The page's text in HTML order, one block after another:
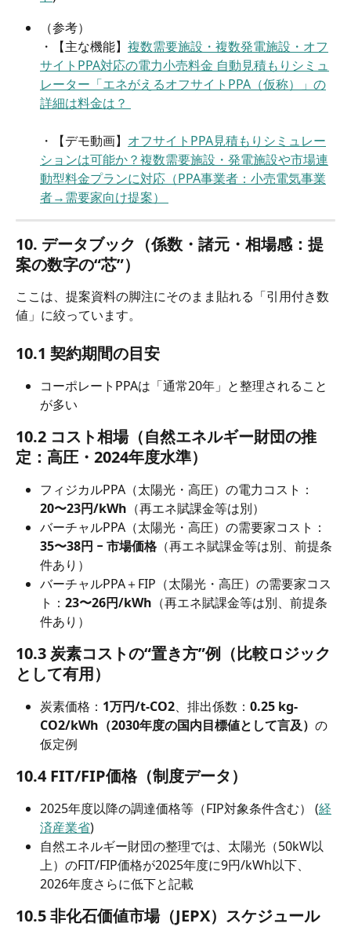
（参考）
・【主な機能】 複数需要施設・複数発電施設・オフ
サイトPPA対応の電力小売料金 自動見積もりシミュ
レーター「エネがえるオフサイトPPA（仮称）」の
詳細は料金は？
・【デモ動画】 オフサイトPPA見積もりシミュレー
ションは可能か？複数需要施設・発電施設や市場連
動型料金プランに対応（PPA事業者：小売電気事業
者→需要家向け提案）
10. データブック（係数・諸元・相場感：提
案の数字の“芯”）
ここは、提案資料の脚注にそのまま貼れる「引用付き数
値」に絞っています。
10.1 契約期間の目安
コーポレートPPAは「通常20年」と整理されること
が多い
10.2 コスト相場（自然エネルギー財団の推
定：高圧・2024年度水準）
フィジカルPPA（太陽光・高圧）の電力コスト：
20〜23円/kWh （再エネ賦課金等は別）
バーチャルPPA（太陽光・高圧）の需要家コスト：
35〜38円 − 市場価格（再エネ賦課金等は別、前提条
件あり）
バーチャルPPA＋FIP（太陽光・高圧）の需要家コス
ト： 23〜26円/kWh （再エネ賦課金等は別、前提条
件あり）
10.3 炭素コストの“置き方”例（比較ロジック
として有用）
炭素価格： 1万円/t-CO2、排出係数： 0.25 kg-
CO2/kWh（2030年度の国内目標値として言及） の
仮定例
10.4 FIT/FIP価格（制度データ）
2025年度以降の調達価格等（FIP対象条件含む） (経
済産業省)
自然エネルギー財団の整理では、太陽光（50kW以
上）のFIT/FIP価格が2025年度に9円/kWh以下、
2026年度さらに低下と記載
10.5 非化石価値市場（JEPX）スケジュール